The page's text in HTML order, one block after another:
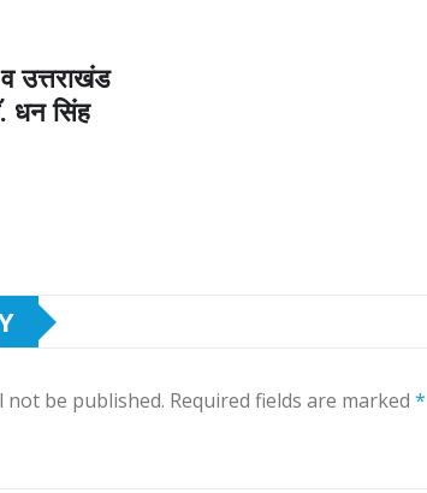
उत्तराखंड
धन सिंह
not be published. Required fields are marked *